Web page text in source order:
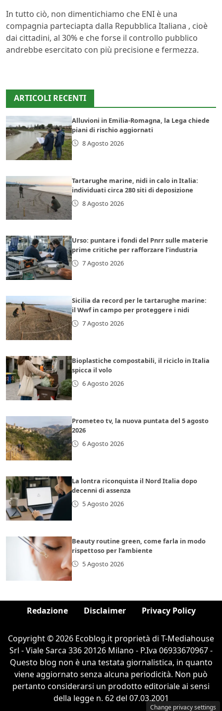
In tutto ciò, non dimentichiamo che ENI è una
compagnia parteciapta dalla Repubblica Italiana , cioè
dai cittadini, al 30% e che forse il controllo pubblico
andrebbe esercitato con più precisione e fermezza.
ARTICOLI RECENTI
Alluvioni in Emilia-Romagna, la Lega chiede
piani di rischio aggiornati
8 Agosto 2026
Tartarughe marine, nidi in calo in Italia:
individuati circa 280 siti di deposizione
8 Agosto 2026
Urso: puntare i fondi del Pnrr sulle materie
prime critiche per rafforzare l’industria
7 Agosto 2026
Sicilia da record per le tartarughe marine:
il Wwf in campo per proteggere i nidi
7 Agosto 2026
Bioplastiche compostabili, il riciclo in Italia
spicca il volo
6 Agosto 2026
Prometeo tv, la nuova puntata del 5 agosto
2026
6 Agosto 2026
La lontra riconquista il Nord Italia dopo
decenni di assenza
5 Agosto 2026
Beauty routine green, come farla in modo
rispettoso per l’ambiente
5 Agosto 2026
Redazione Disclaimer Privacy Policy
Copyright © 2026 Ecoblog.it proprietà di T-Mediahouse
Srl - Viale Sarca 336 20126 Milano - P.Iva 06933670967 -
Questo blog non è una testata giornalistica, in quanto
viene aggiornato senza alcuna periodicità. Non può
pertanto considerarsi un prodotto editoriale ai sensi
della legge n. 62 del 07.03.2001
Change privacy settings